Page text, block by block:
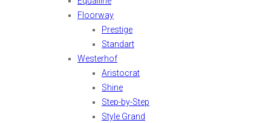
Floorway
Prestige
Standart
Westerhof
Aristocrat
Shine
Step-by-Step
Style Grand